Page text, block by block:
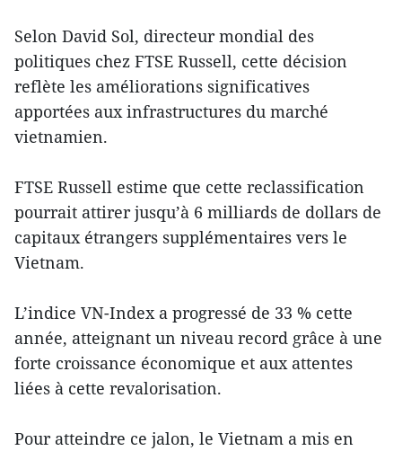
Selon David Sol, directeur mondial des
politiques chez FTSE Russell, cette décision
reflète les améliorations significatives
apportées aux infrastructures du marché
vietnamien.
FTSE Russell estime que cette reclassification
pourrait attirer jusqu’à 6 milliards de dollars de
capitaux étrangers supplémentaires vers le
Vietnam.
L’indice VN-Index a progressé de 33 % cette
année, atteignant un niveau record grâce à une
forte croissance économique et aux attentes
liées à cette revalorisation.
Pour atteindre ce jalon, le Vietnam a mis en